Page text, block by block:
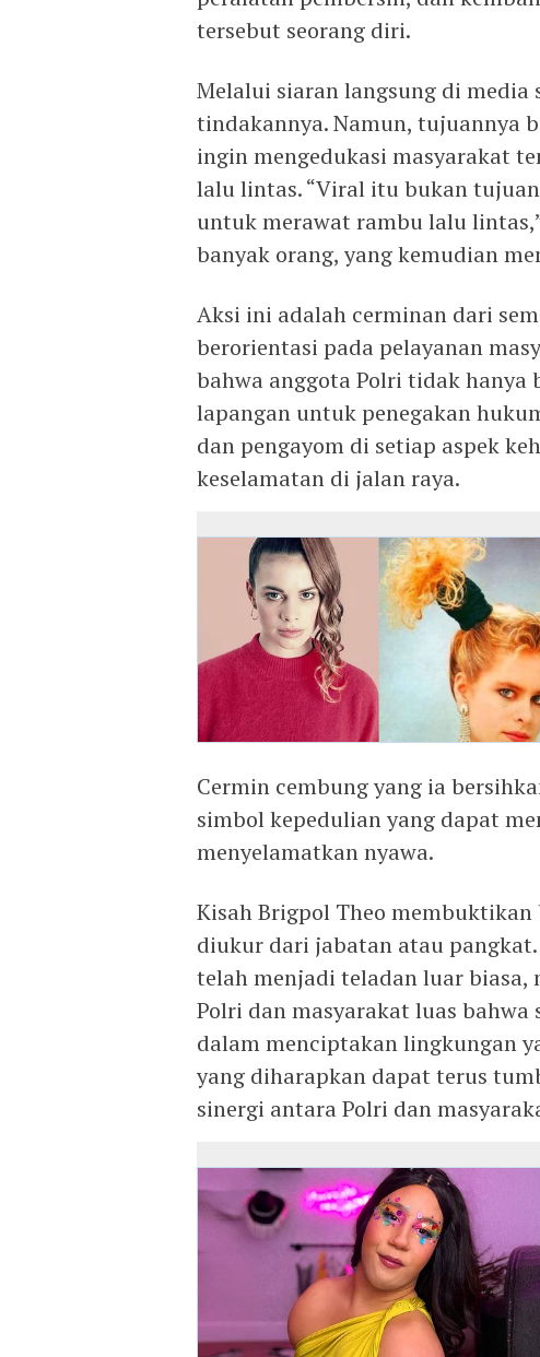
tersebut seorang diri.
Melalui siaran langsung di media
tindakannya. Namun, tujuannya
ingin mengedukasi masyarakat
lalu lintas. “Viral itu bukan
untuk merawat rambu lalu
banyak orang, yang kemudian
Aksi ini adalah cerminan dari
berorientasi pada pelayanan
bahwa anggota Polri tidak hanya
lapangan untuk penegakan
dan pengayom di setiap aspek
keselamatan di jalan raya.
Cermin cembung yang ia
simbol kepedulian yang dapat
menyelamatkan nyawa.
Kisah Brigpol Theo
diukur dari jabatan atau
telah menjadi teladan luar
Polri dan masyarakat luas
dalam menciptakan lingkungan
yang diharapkan dapat terus
sinergi antara Polri dan